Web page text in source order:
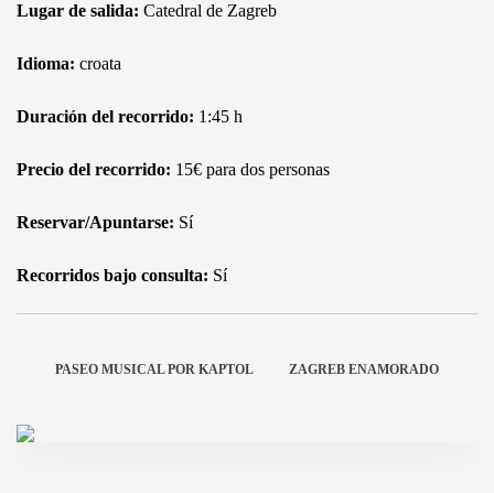
Lugar de salida: Catedral de Zagreb
Idioma: croata
Duración del recorrido: 1:45 h
Precio del recorrido: 15€ para dos personas
Reservar/Apuntarse: Sí
Recorridos bajo consulta: Sí
PASEO MUSICAL POR KAPTOL ZAGREB ENAMORADO